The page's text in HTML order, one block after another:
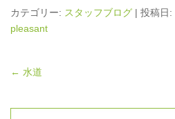
カテゴリー: スタッフブログ | 投稿日:
pleasant
← 水道